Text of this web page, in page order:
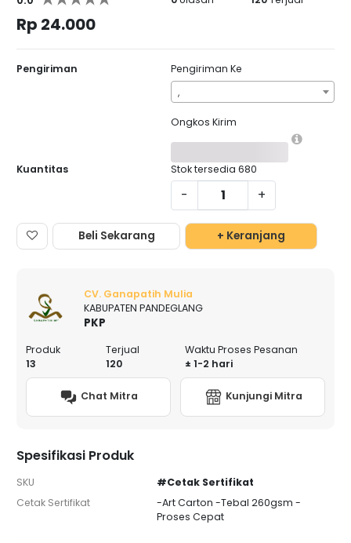
Rp 24.000
Pengiriman
Pengiriman Ke
,
Ongkos Kirim
Kuantitas Stok tersedia 680
- +
Beli Sekarang + Keranjang
CV. Ganapatih Mulia
KABUPATEN PANDEGLANG
PKP
Produk
13
Terjual
120
Waktu Proses Pesanan
± 1-2 hari
Chat Mitra Kunjungi Mitra
Spesifikasi Produk
SKU
#Cetak Sertifikat
Cetak Sertifikat
-Art Carton -Tebal 260gsm -
Proses Cepat